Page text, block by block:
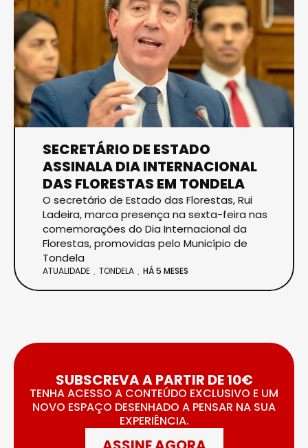
SECRETÁRIO DE ESTADO
ASSINALA DIA INTERNACIONAL
DAS FLORESTAS EM TONDELA
O secretário de Estado das Florestas, Rui
Ladeira, marca presença na sexta-feira nas
comemorações do Dia Internacional da
Florestas, promovidas pelo Município de
Tondela
ATUALIDADE TONDELA HÁ 5 MESES
SUBSCREVA A PARTIR DE 10€
TENHA ACESSO A CONTEÚDO EXCLUSIVO E UM
NOVO ESPAÇO DESENHADO A PENSAR NA SUA
EXPERIÊNCIA.